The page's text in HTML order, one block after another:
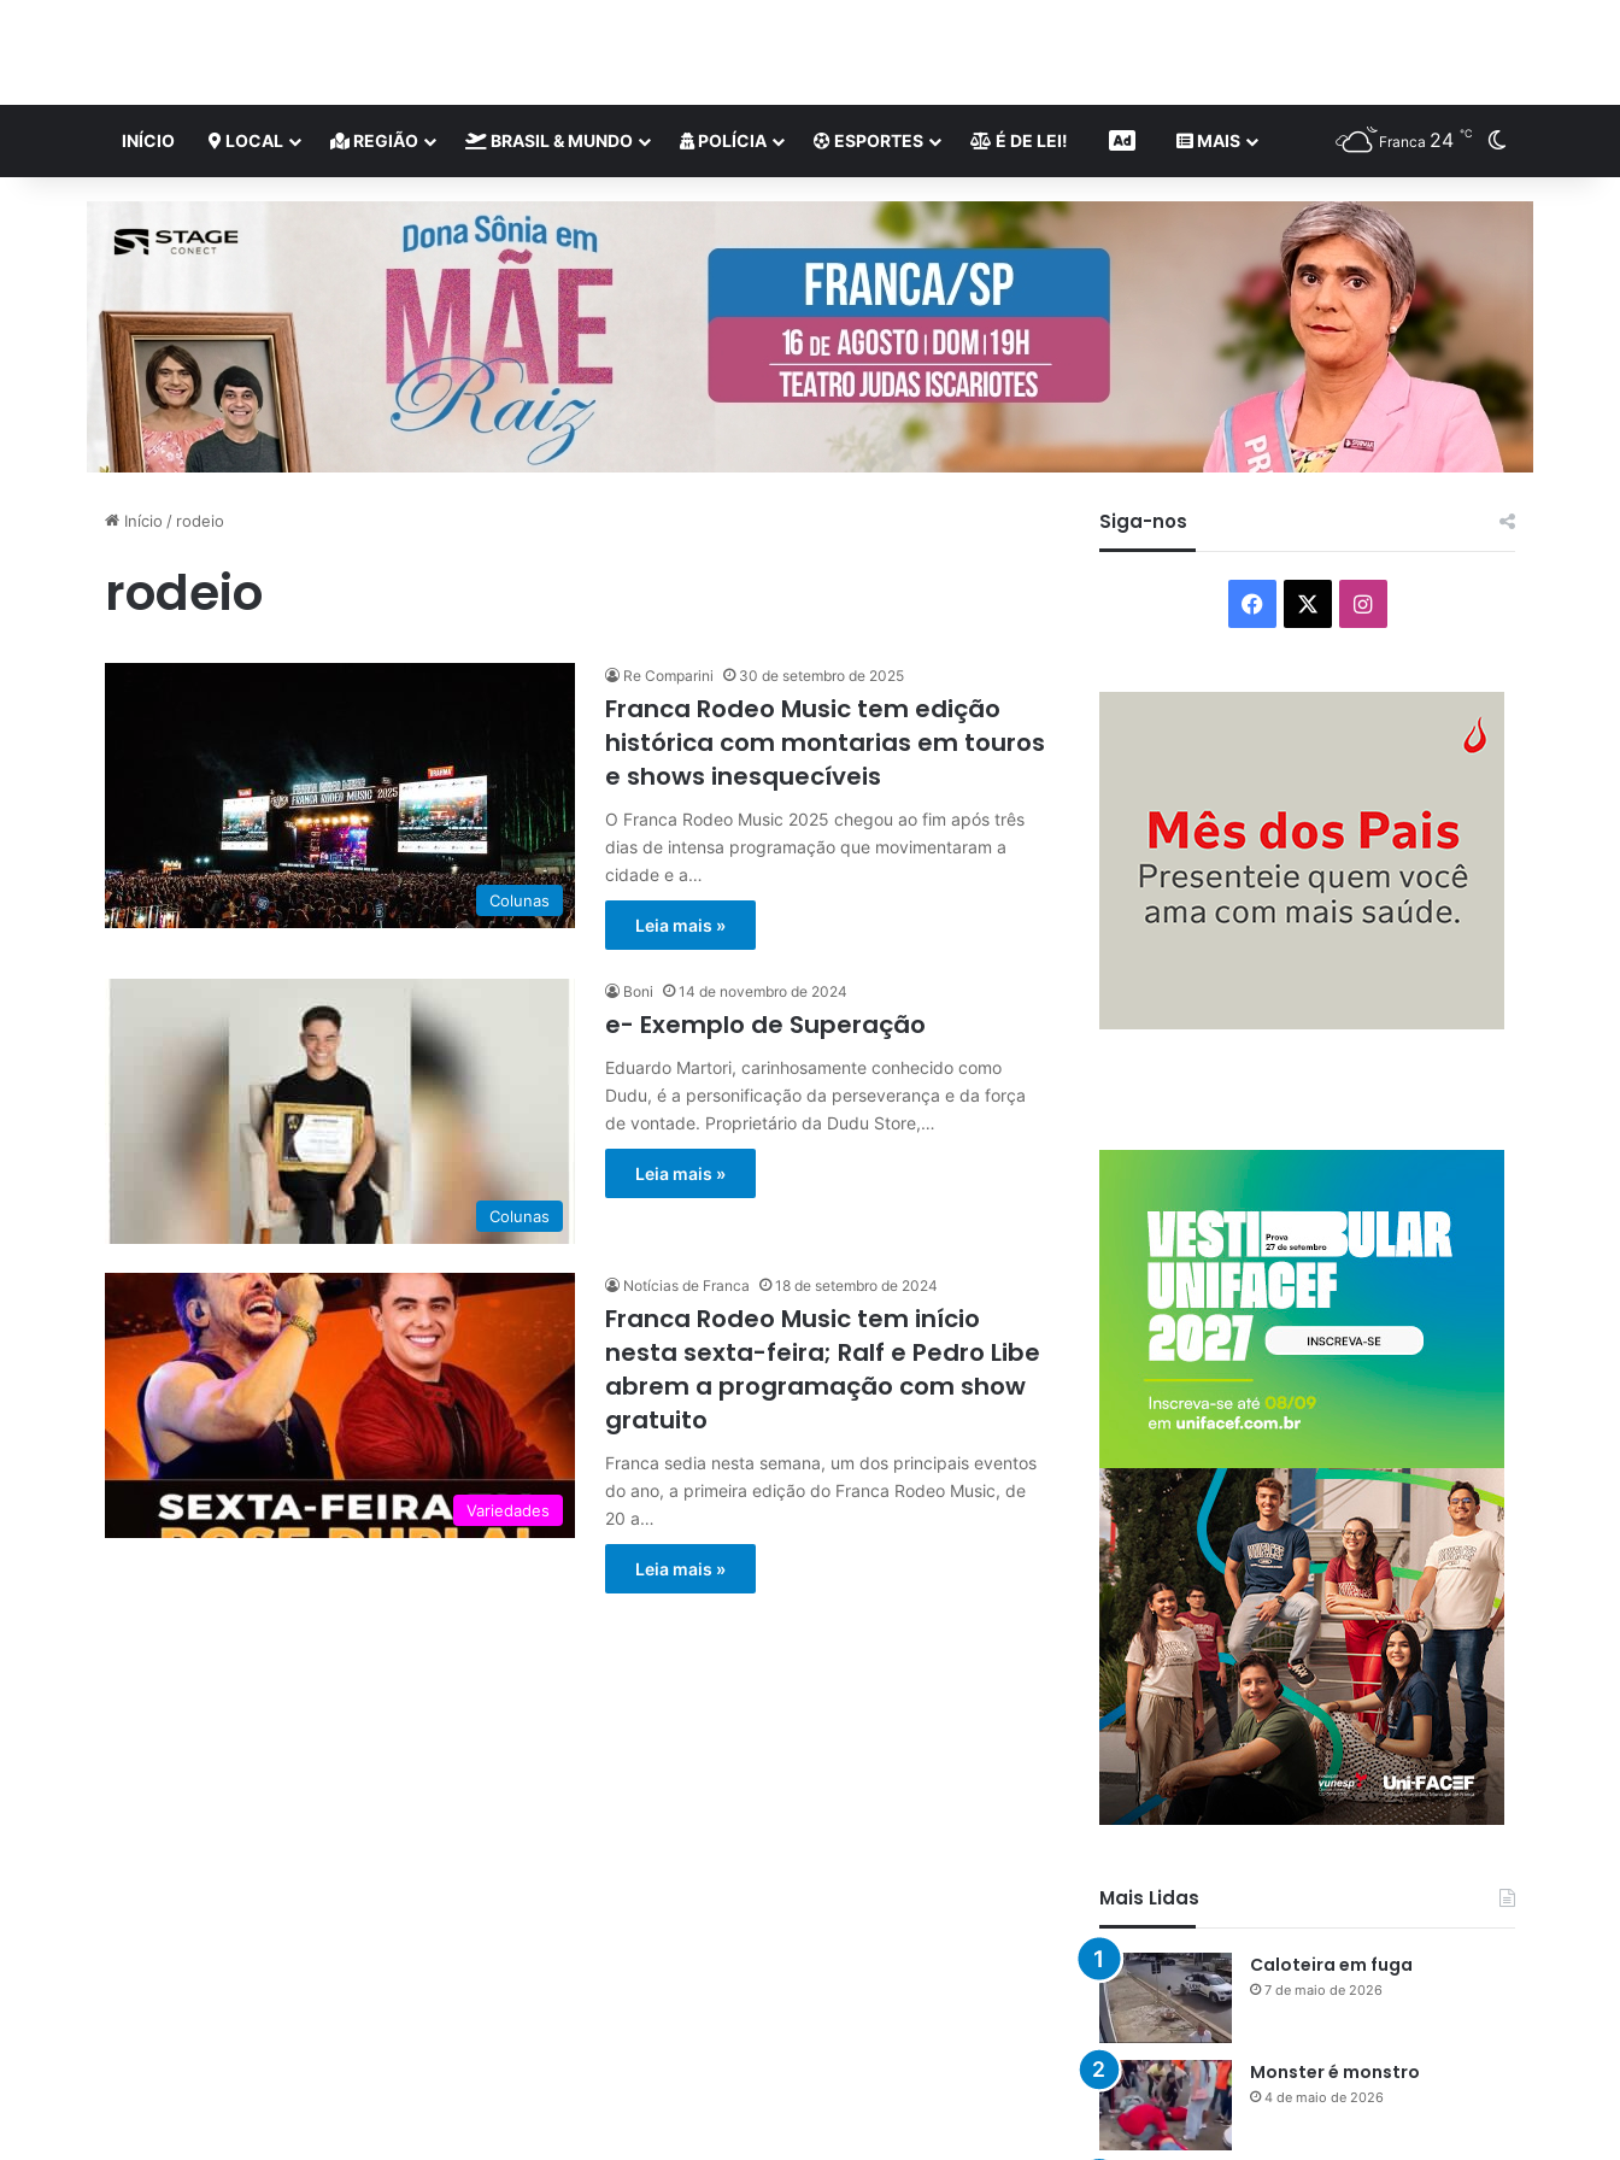
INÍCIO LOCAL REGIÃO BRASIL & MUNDO POLÍCIA ESPORTES É DE LEI! CONTEÚDO DE MARCA
MAIS Franca 24 ℃
Início / rodeio
rodeio
Colunas
Re Comparini 30 de setembro de 2025
Franca Rodeo Music tem edição
histórica com montarias em touros
e shows inesquecíveis
O Franca Rodeo Music 2025 chegou ao fim após três
dias de intensa programação que movimentaram a
cidade e a…
Leia mais »
Colunas
Boni 14 de novembro de 2024
e- Exemplo de Superação
Eduardo Martori, carinhosamente conhecido como
Dudu, é a personificação da perseverança e da força
de vontade. Proprietário da Dudu Store,…
Leia mais »
Variedades
Notícias de Franca 18 de setembro de 2024
Franca Rodeo Music tem início
nesta sexta-feira; Ralf e Pedro Libe
abrem a programação com show
gratuito
Franca sedia nesta semana, um dos principais eventos
do ano, a primeira edição do Franca Rodeo Music, de
20 a…
Leia mais »
Siga-nos
Facebook Instagram
Mais Lidas
Caloteira em fuga
4 de maio de 2026
1 de maio de 2026